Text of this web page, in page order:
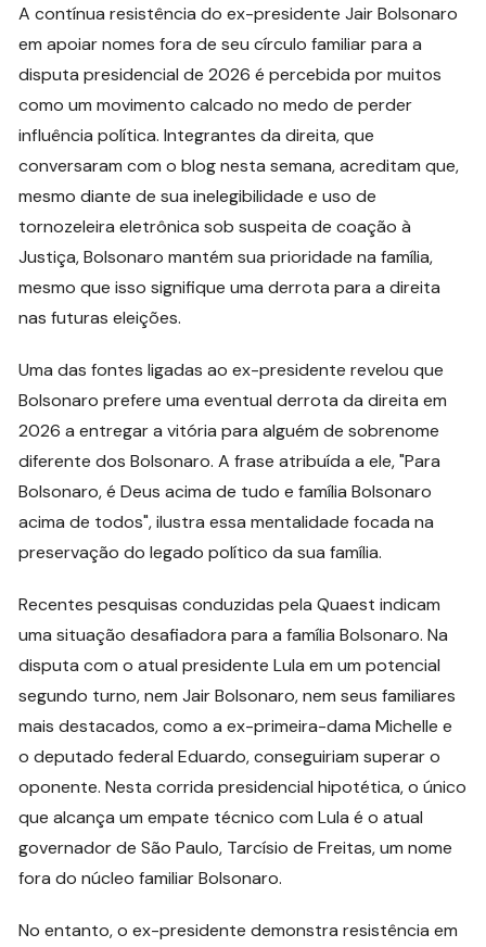
A contínua resistência do ex-presidente Jair Bolsonaro
em apoiar nomes fora de seu círculo familiar para a
disputa presidencial de 2026 é percebida por muitos
como um movimento calcado no medo de perder
influência política. Integrantes da direita, que
conversaram com o blog nesta semana, acreditam que,
mesmo diante de sua inelegibilidade e uso de
tornozeleira eletrônica sob suspeita de coação à
Justiça, Bolsonaro mantém sua prioridade na família,
mesmo que isso signifique uma derrota para a direita
nas futuras eleições.
Uma das fontes ligadas ao ex-presidente revelou que
Bolsonaro prefere uma eventual derrota da direita em
2026 a entregar a vitória para alguém de sobrenome
diferente dos Bolsonaro. A frase atribuída a ele, "Para
Bolsonaro, é Deus acima de tudo e família Bolsonaro
acima de todos", ilustra essa mentalidade focada na
preservação do legado político da sua família.
Recentes pesquisas conduzidas pela Quaest indicam
uma situação desafiadora para a família Bolsonaro. Na
disputa com o atual presidente Lula em um potencial
segundo turno, nem Jair Bolsonaro, nem seus familiares
mais destacados, como a ex-primeira-dama Michelle e
o deputado federal Eduardo, conseguiriam superar o
oponente. Nesta corrida presidencial hipotética, o único
que alcança um empate técnico com Lula é o atual
governador de São Paulo, Tarcísio de Freitas, um nome
fora do núcleo familiar Bolsonaro.
No entanto, o ex-presidente demonstra resistência em